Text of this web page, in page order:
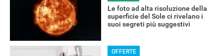
Le foto ad alta risoluzione della
superficie del Sole ci rivelano i
suoi segreti più suggestivi
OFFERTE